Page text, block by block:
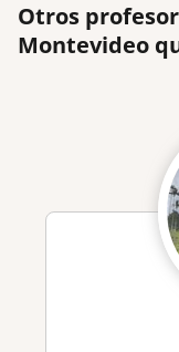
Otros
Montevideo